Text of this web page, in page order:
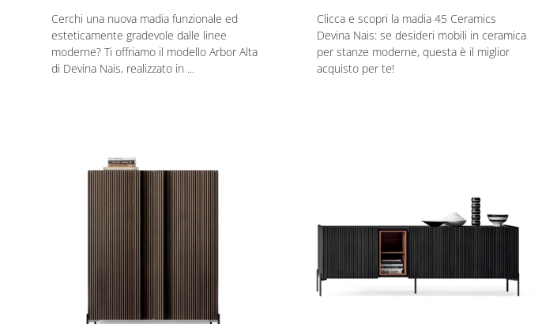
Cerchi una nuova madia funzionale ed
esteticamente gradevole dalle linee
moderne? Ti offriamo il modello Arbor Alta
di Devina Nais, realizzato in ...
Clicca e scopri la madia 45 Ceramics
Devina Nais: se desideri mobili in ceramica
per stanze moderne, questa è il miglior
acquisto per te!